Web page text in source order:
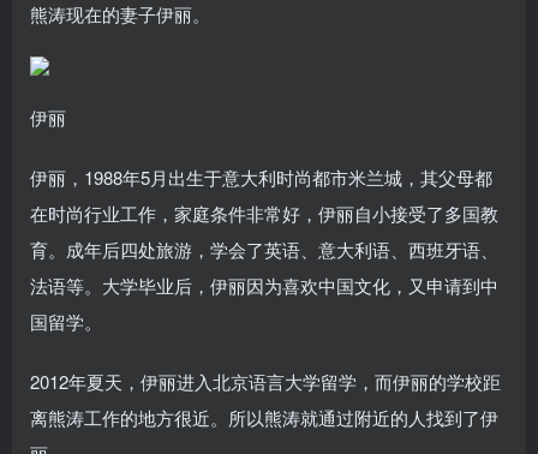
熊涛现在的妻子伊丽。
伊丽
伊丽，1988年5月出生于意大利时尚都市米兰城，其父母都
在时尚行业工作，家庭条件非常好，伊丽自小接受了多国教
育。成年后四处旅游，学会了英语、意大利语、西班牙语、
法语等。大学毕业后，伊丽因为喜欢中国文化，又申请到中
国留学。
2012年夏天，伊丽进入北京语言大学留学，而伊丽的学校距
离熊涛工作的地方很近。所以熊涛就通过附近的人找到了伊